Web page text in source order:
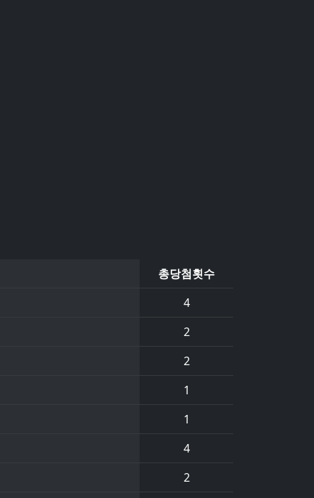
총당첨횟수
4
2
2
1
1
4
2